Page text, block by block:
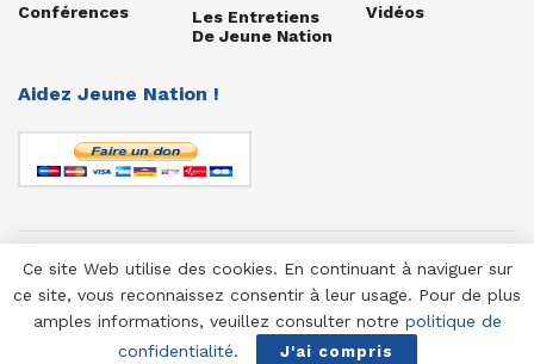
Conférences
Les Entretiens
De Jeune Nation
Vidéos
Aidez Jeune Nation !
© 1958-2025 Jeune Nation
Ce site Web utilise des cookies. En continuant à naviguer sur
ce site, vous reconnaissez consentir à leur usage. Pour de plus
amples informations, veuillez consulter notre politique de
confidentialité. J'ai compris